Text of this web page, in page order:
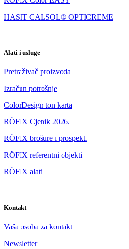
HASIT CALSOL® OPTICREME
Alati i usluge
Pretraživač proizvoda
Izračun potrošnje
ColorDesign ton karta
RÖFIX Cjenik 2026.
RÖFIX brošure i prospekti
RÖFIX referentni objekti
RÖFIX alati
Kontakt
Vaša osoba za kontakt
Newsletter